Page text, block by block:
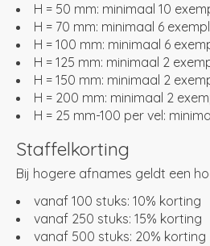
H = 50 mm: minimaal 10
H = 70 mm: minimaal 6
H = 100 mm: minimaal 6
H = 125 mm: minimaal 2
H = 150 mm: minimaal 2
H = 200 mm: minimaal 2
H = 25 mm-100 per vel:
Staffelkorting
Bij hogere afnames geldt een
vanaf 100 stuks: 10% korting
vanaf 250 stuks: 15% korting
vanaf 500 stuks: 20% korting